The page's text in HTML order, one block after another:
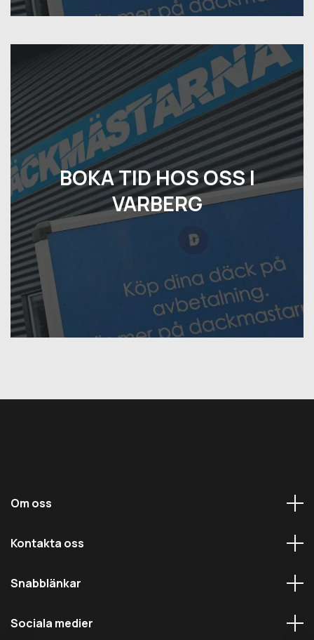
BOKA TID HOS OSS I
VARBERG
Om oss
Kontakta oss
Snabblänkar
Sociala medier